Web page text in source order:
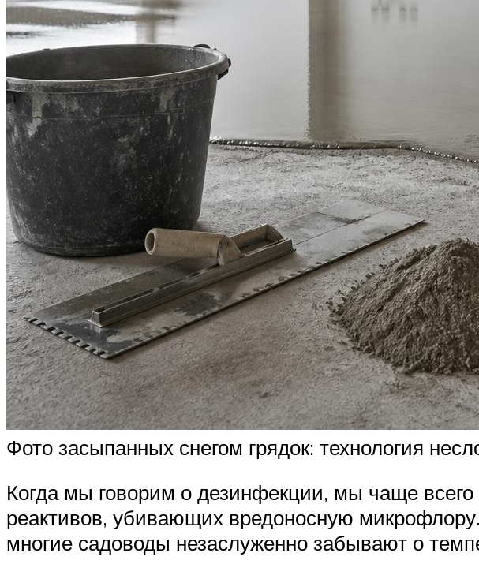
Фото засыпанных снегом грядок: технология
Когда мы говорим о дезинфекции, мы чаще
реактивов, убивающих вредоносную
многие садоводы незаслуженно забывают о